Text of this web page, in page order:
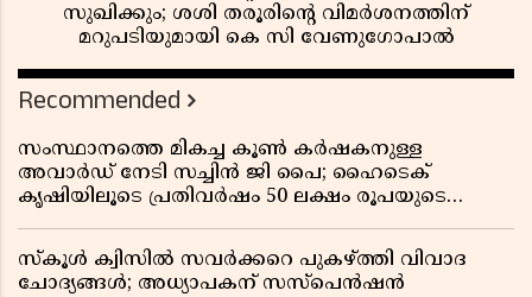
സുഖിക്കും; ശശി തരൂരിന്റെ വിമർശനത്തിന്
മറുപടിയുമായി കെ സി വേണുഗോപാൽ
Recommended
സംസ്ഥാനത്തെ മികച്ച കൂൺ കർഷകനുള്ള
അവാർഡ് നേടി സച്ചിൻ ജി പൈ; ഹൈടെക്
കൃഷിയിലൂടെ പ്രതിവർഷം 50 ലക്ഷം രൂപയുടെ
സ്കൂൾ ക്വിസിൽ സവർക്കറെ പുകഴ്ത്തി വിവാദ
ചോദ്യങ്ങൾ; അധ്യാപകന് സസ്പെൻഷൻ